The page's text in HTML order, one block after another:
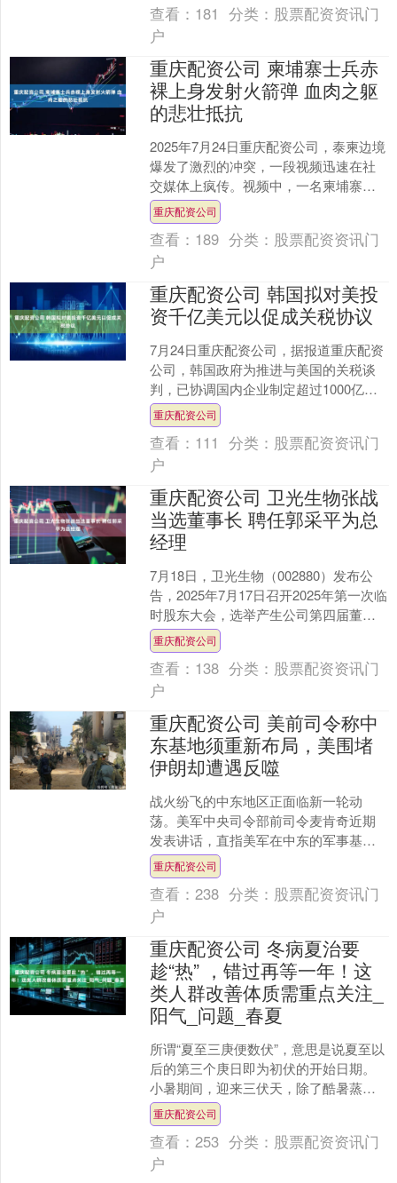
查看： 181 分类： 股票配资资讯门
户
重庆配资公司 柬埔寨士兵赤
裸上身发射火箭弹 血肉之躯
的悲壮抵抗
2025年7月24日重庆配资公司，泰柬边境
爆发了激烈的冲突，一段视频迅速在社
交媒体上疯传。视频中，一名柬埔寨皇
家陆军士兵赤裸上身，手持轻机枪与
RPG火箭弹，在没....
重庆配资公司
查看： 189 分类： 股票配资资讯门
户
重庆配资公司 韩国拟对美投
资千亿美元以促成关税协议
7月24日重庆配资公司，据报道重庆配资
公司，韩国政府为推进与美国的关税谈
判，已协调国内企业制定超过1000亿美
元（约137万亿韩元）的对美投资计划，
并将向美方正....
重庆配资公司
查看： 111 分类： 股票配资资讯门
户
重庆配资公司 卫光生物张战
当选董事长 聘任郭采平为总
经理
7月18日，卫光生物（002880）发布公
告，2025年7月17日召开2025年第一次临
时股东大会，选举产生公司第四届董事
会。董事会由非独立董事张战（董事
长）、....
重庆配资公司
查看： 138 分类： 股票配资资讯门
户
重庆配资公司 美前司令称中
东基地须重新布局，美围堵
伊朗却遭遇反噬
战火纷飞的中东地区正面临新一轮动
荡。美军中央司令部前司令麦肯奇近期
发表讲话，直指美军在中东的军事基地
亟需调整布局。这番表态背后，暴露出
美国在中东战略中的诸多隐忧....
重庆配资公司
查看：238 分类： 股票配资资讯门
户
重庆配资公司 冬病夏治要
趁“热” ，错过再等一年！这
类人群改善体质需重点关注_
阳气_问题_春夏
所谓“夏至三庚便数伏”，意思是说夏至以
后的第三个庚日即为初伏的开始日期。
小暑期间，迎来三伏天，除了酷暑蒸烤
外，注重养生的朋友常听的一个词就是
冬病夏治。 “冬病夏....
重庆配资公司
查看：253 分类： 股票配资资讯门
户